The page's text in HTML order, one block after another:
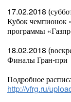
17.02.2018
Кубок чемпионок
программы
18.02.2018
Финалы Гран-при
Подробное
http://vfrg.ru/